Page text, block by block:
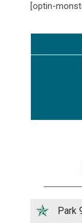
[optin-
Park